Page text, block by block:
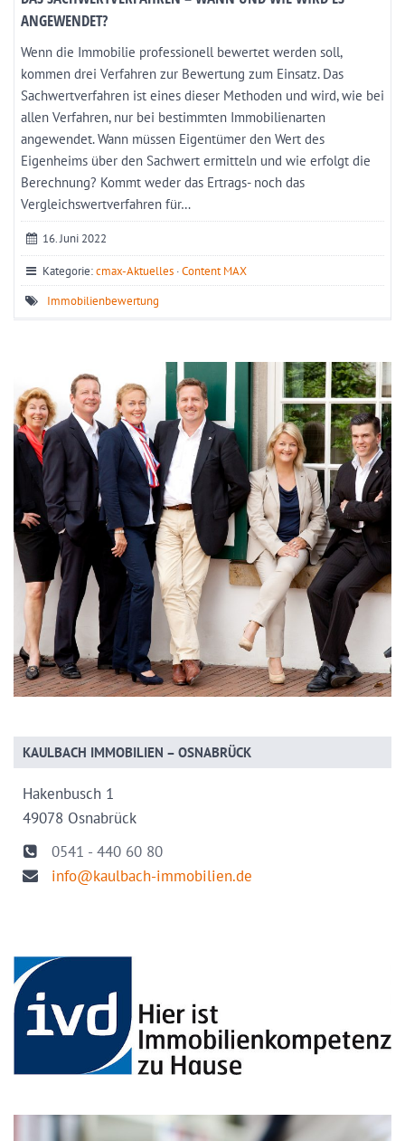
ANGEWENDET?
Wenn die Immobilie professionell bewertet werden soll,
kommen drei Verfahren zur Bewertung zum Einsatz. Das
Sachwertverfahren ist eines dieser Methoden und wird, wie bei
allen Verfahren, nur bei bestimmten Immobilienarten
angewendet. Wann müssen Eigentümer den Wert des
Eigenheims über den Sachwert ermitteln und wie erfolgt die
Berechnung? Kommt weder das Ertrags- noch das
Vergleichswertverfahren für…
16. Juni 2022
Kategorie:cmax-Aktuelles ·Content MAX
Immobilienbewertung
KAULBACH IMMOBILIEN – OSNABRÜCK
Hakenbusch 1
49078 Osnabrück
0541 - 440 60 80
info@kaulbach-immobilien.de